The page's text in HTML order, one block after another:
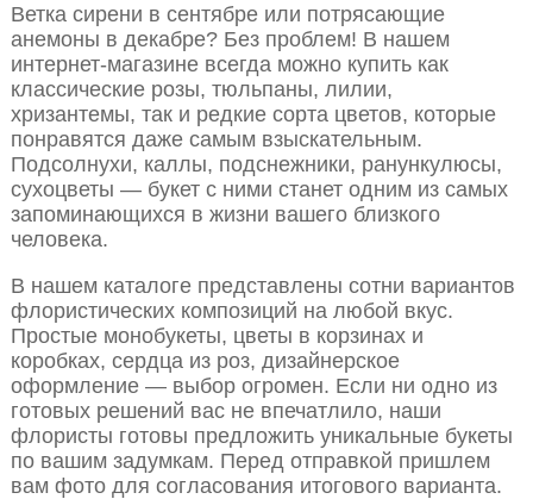
Ветка сирени в сентябре или потрясающие
анемоны в декабре? Без проблем! В нашем
интернет-магазине всегда можно купить как
классические розы, тюльпаны, лилии,
хризантемы, так и редкие сорта цветов, которые
понравятся даже самым взыскательным.
Подсолнухи, каллы, подснежники, ранункулюсы,
сухоцветы — букет с ними станет одним из самых
запоминающихся в жизни вашего близкого
человека.
В нашем каталоге представлены сотни вариантов
флористических композиций на любой вкус.
Простые монобукеты, цветы в корзинах и
коробках, сердца из роз, дизайнерское
оформление — выбор огромен. Если ни одно из
готовых решений вас не впечатлило, наши
флористы готовы предложить уникальные букеты
по вашим задумкам. Перед отправкой пришлем
вам фото для согласования итогового варианта.